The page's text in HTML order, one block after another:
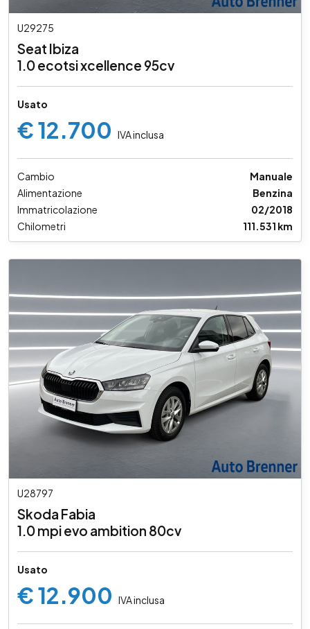
U29275
Seat Ibiza
1.0 ecotsi xcellence 95cv
Usato
€ 12.700 IVA inclusa
Cambio
Manuale
Alimentazione
Benzina
Immatricolazione
02/2018
Chilometri
111.531 km
U28797
Skoda Fabia
1.0 mpi evo ambition 80cv
Usato
€ 12.900 IVA inclusa